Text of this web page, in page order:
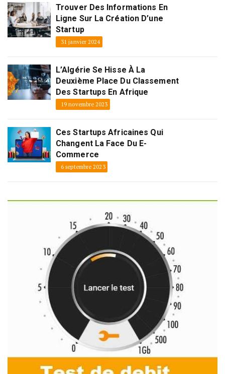
Trouver Des Informations En
Ligne Sur La Création D’une
Startup
31 janvier 2024
L’Algérie Se Hisse À La
Deuxième Place Du Classement
Des Startups En Afrique
19 novembre 2023
Ces Startups Africaines Qui
Changent La Face Du E-
Commerce
6 septembre 2023